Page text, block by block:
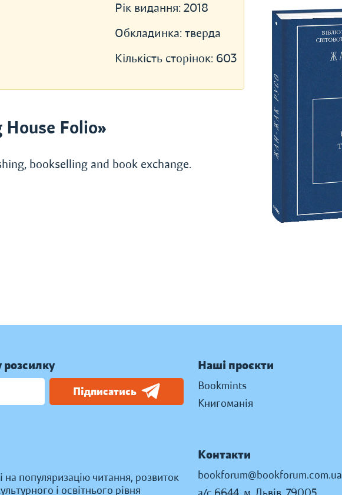
Рік видання: 2018
Обкладинка: тверда
Кількість сторінок: 603
Folio»
bookselling and book exchange.
Підписатись
на популяризацію читання, розвиток
і освітнього рівня
Наші проєкти
Bookmints
Книгоманія
Контакти
bookforum@bookforum.com.ua